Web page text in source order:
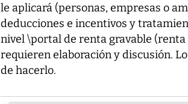
le aplicará (personas, empresas o
deducciones e incentivos y
nivel \portal de renta gravable
requieren elaboración y discusión.
de hacerlo.